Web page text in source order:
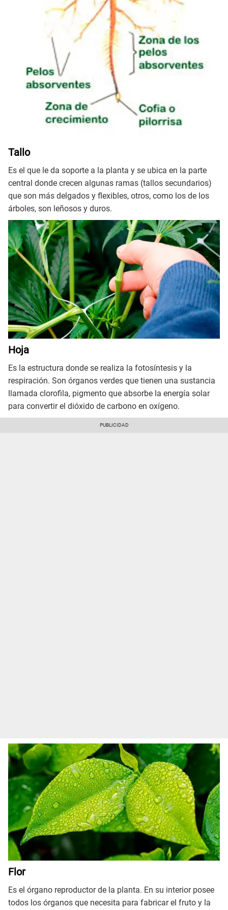
Tallo
Es el que le da soporte a la planta y se ubica en la parte
central donde crecen algunas ramas (tallos secundarios)
que son más delgados y flexibles, otros, como los de los
árboles, son leñosos y duros.
Hoja
Es la estructura donde se realiza la fotosíntesis y la
respiración. Son órganos verdes que tienen una sustancia
llamada clorofila, pigmento que absorbe la energía solar
para convertir el dióxido de carbono en oxígeno.
Flor
Es el órgano reproductor de la planta. En su interior posee
todos los órganos que necesita para fabricar el fruto y la